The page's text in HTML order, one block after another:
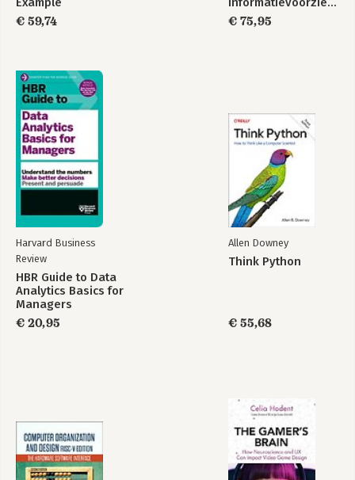
Experience Management Office (184) 102
Governance (195) 108
Processes (198) 109
Tooling (201) 111
Reporting (206) 113
Closing (209) 114
Case 117
Syllabus 132
€ 59,74
€ 75,95
Harvard Business
Review
HBR Guide to Data
Analytics Basics for
Managers
€ 20,95
Allen Downey
Think Python
€ 55,68